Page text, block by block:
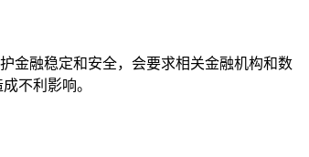
金融稳定和安全，会要求相关金融机构和数
不利影响。